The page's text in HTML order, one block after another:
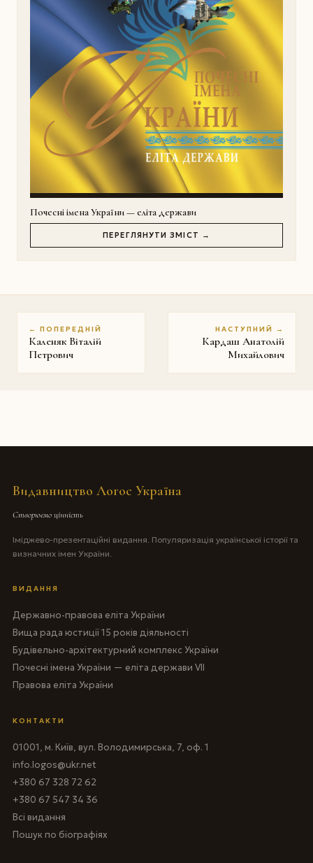
Почесні імена України — еліта держави
ПЕРЕГЛЯНУТИ ЗМІСТ →
← ПОПЕРЕДНІЙ
Каленяк Віталій
Петрович
НАСТУПНИЙ →
Кардаш Анатолій
Михайлович
Видавництво Логос Україна
Створюємо цінність
Іміджево-презентаційні видання. Популяризація української історії та
визначних імен України.
ВИДАННЯ
Державно-правова еліта України
Вища рада юстиції 15 років діяльності
Будівельно-архітектурний комплекс України
Почесні імена України — еліта держави VII
Правова еліта України
КОНТАКТИ
01001, м. Київ, вул. Володимирська, 7, оф. 1
info.logos@ukr.net
+380 67 328 72 62
+380 67 547 34 36
Всі видання
Пошук по біографіях